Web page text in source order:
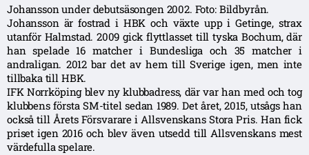
Johansson under debutsäsongen 2002. Foto: Bildbyrån.
Johansson är fostrad i HBK och växte upp i Getinge, strax
utanför Halmstad. 2009 gick flyttlasset till tyska Bochum, där
han spelade 16 matcher i Bundesliga och 35 matcher i
andraligan. 2012 bar det av hem till Sverige igen, men inte
tillbaka till HBK.
IFK Norrköping blev ny klubbadress, där var han med och tog
klubbens första SM-titel sedan 1989. Det året, 2015, utsågs han
också till Årets Försvarare i Allsvenskans Stora Pris. Han fick
priset igen 2016 och blev även utsedd till Allsvenskans mest
värdefulla spelare.